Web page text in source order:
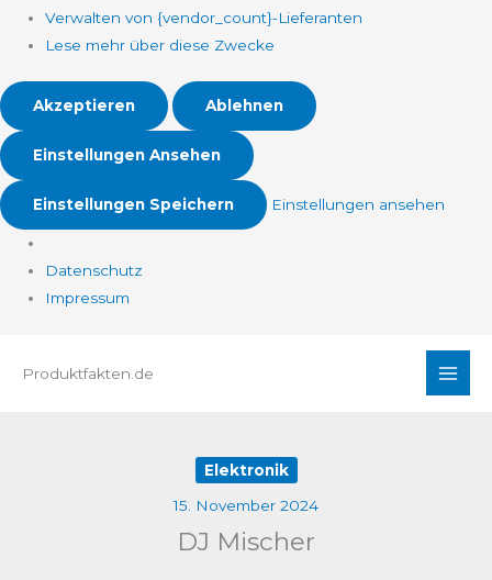
Verwalten von {vendor_count}-Lieferanten
Lese mehr über diese Zwecke
Akzeptieren Ablehnen
Einstellungen Ansehen
Einstellungen Speichern Einstellungen ansehen
Datenschutz
Impressum
InhaltProduktfakten.de
Elektronik
15. November 2024
DJ Mischer